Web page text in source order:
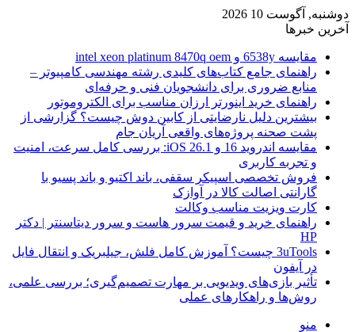
دوشنبه, آگوست 10 2026
آخرین خبرها
مقایسه 6538y و intel xeon platinum 8470q oem
راهنمای جامع کتاب‌های کلیدی رشته مهندسی کامپیوتر –
منابع ضروری برای دانشجویان فنی و حرفه‌ای
راهنمای خرید اینورتر ارزان مناسب برای الکتروموتور
بیشترین دلیل نارضایتی از کابین دوش چیست؟ گزارشی از
پشت صحنه پروژه‌های واقعی آریان جام
مقایسه اندروید 16 و iOS 26.1: بررسی کامل سرعت، امنیت
و تجربه کاربری
فروش تخصصی اسپیکر سقفی، باند اکتیو و باند پسیو با
گارانتی اصالت کالا در آوازک
کارت ویزیت مناسب وکالت
راهنمای خرید و قیمت سرور هاست و سرور دیتاسنتر | دکتر
HP
3uTools چیست؟ آموزش کامل فلش، جیلبریک و انتقال فایل
در آیفون
تأثیر بازی‌های ویدیویی بر مهارت تصمیم‌گیری؛ بررسی علمی،
روش‌ها و راهکارهای عملی
منو